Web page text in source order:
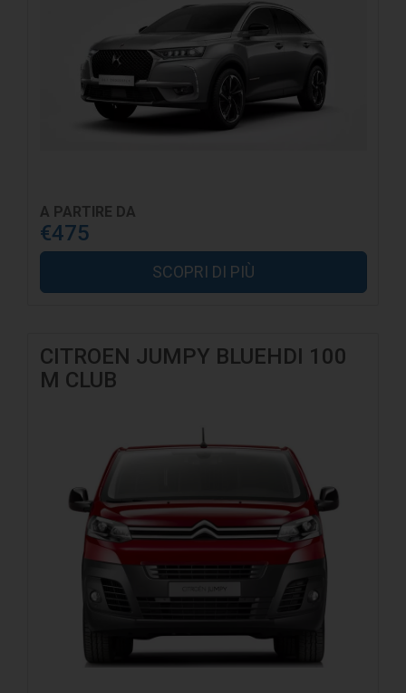
A PARTIRE DA
€475
SCOPRI DI PIÙ
CITROEN JUMPY BLUEHDI 100
M CLUB